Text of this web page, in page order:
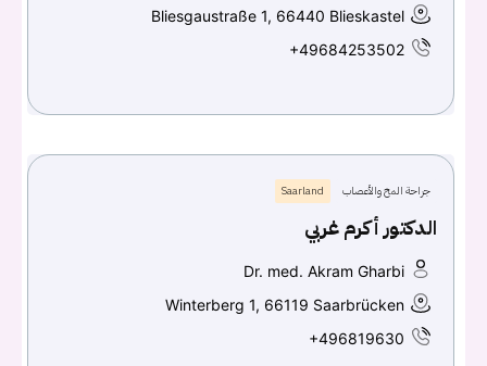
Bliesgaustraße 1, 66440 Blieskastel
+49684253502
جراحة المخ والأعصاب Saarland
الدكتور أكرم غربي
Dr. med. Akram Gharbi
Winterberg 1, 66119 Saarbrücken
+496819630